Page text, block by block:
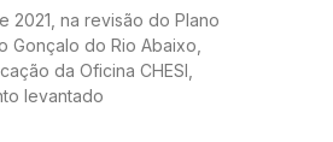
2021, na revisão do Plano
Gonçalo do Rio Abaixo,
da Oficina CHESI,
levantado